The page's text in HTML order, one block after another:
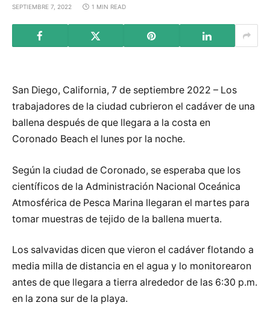
SEPTIEMBRE 7, 2022 1 MIN READ
San Diego, California, 7 de septiembre 2022 – Los
trabajadores de la ciudad cubrieron el cadáver de una
ballena después de que llegara a la costa en
Coronado Beach el lunes por la noche.
Según la ciudad de Coronado, se esperaba que los
científicos de la Administración Nacional Oceánica
Atmosférica de Pesca Marina llegaran el martes para
tomar muestras de tejido de la ballena muerta.
Los salvavidas dicen que vieron el cadáver flotando a
media milla de distancia en el agua y lo monitorearon
antes de que llegara a tierra alrededor de las 6:30 p.m.
en la zona sur de la playa.